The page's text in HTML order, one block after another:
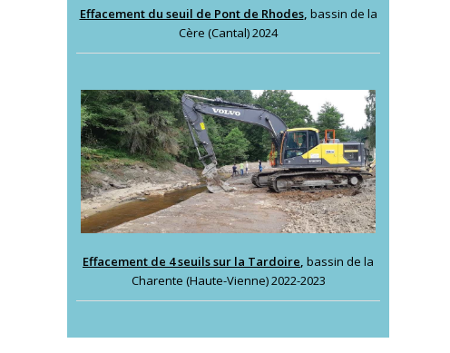
Effacement du seuil de Pont de Rhodes, bassin de la
Cère (Cantal) 2024
Effacement de 4 seuils sur la Tardoire, bassin de la
Charente (Haute-Vienne) 2022-2023